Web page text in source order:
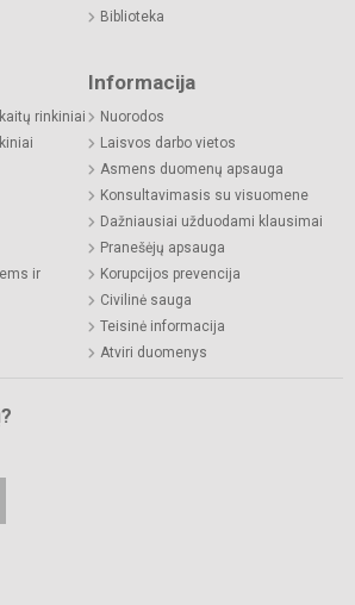
Biblioteka
rinkiniai
ir
Informacija
Nuorodos
Laisvos darbo vietos
Asmens duomenų apsauga
Konsultavimasis su visuomene
Dažniausiai užduodami klausimai
Pranešėjų apsauga
Korupcijos prevencija
Civilinė sauga
Teisinė informacija
Atviri duomenys